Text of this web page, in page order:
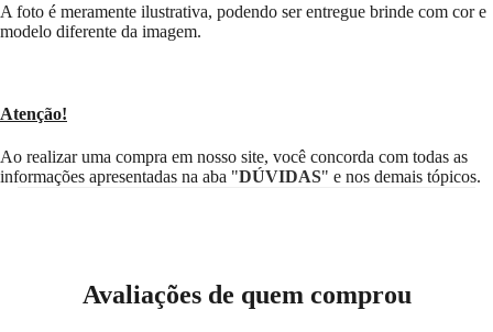
A foto é meramente ilustrativa, podendo ser entregue brinde com cor e
modelo diferente da imagem.
Atenção!
Ao realizar uma compra em nosso site, você concorda com todas as
informações apresentadas na aba "DÚVIDAS" e nos demais tópicos.
Avaliações de quem comprou